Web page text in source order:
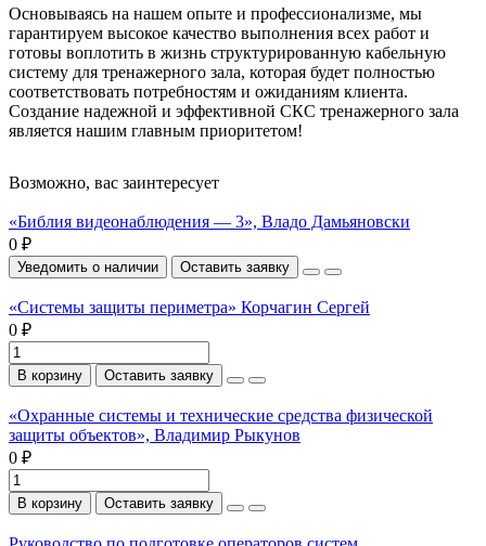
Основываясь на нашем опыте и профессионализме, мы
гарантируем высокое качество выполнения всех работ и
готовы воплотить в жизнь структурированную кабельную
систему для тренажерного зала, которая будет полностью
соответствовать потребностям и ожиданиям клиента.
Создание надежной и эффективной СКС тренажерного зала
является нашим главным приоритетом!
Возможно, вас заинтересует
«Библия видеонаблюдения — 3», Владо Дамьяновски
0 ₽
Уведомить о наличии Оставить заявку
«Системы защиты периметра» Корчагин Сергей
0 ₽
В корзину Оставить заявку
«Охранные системы и технические средства физической
защиты объектов», Владимир Рыкунов
0 ₽
В корзину Оставить заявку